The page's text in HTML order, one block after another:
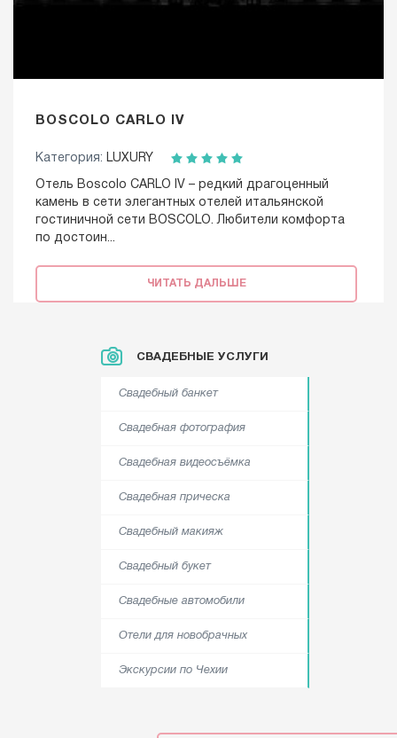
BOSCOLO CARLO IV
Категория: LUXURY
Отель Boscolo CARLO IV – редкий драгоценный
камень в сети элегантных отелей итальянской
гостиничной сети BOSCOLO. Любители комфорта
по достоин...
ЧИТАТЬ ДАЛЬШЕ
СВАДЕБНЫЕ УСЛУГИ
Свадебный банкет
Свадебная фотография
Свадебная видеосъёмка
Свадебная прическа
Свадебный макияж
Свадебный букет
Свадебные автомобили
Отели для новобрачных
Экскурсии по Чехии